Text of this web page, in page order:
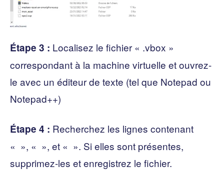
Étape 3 : Localisez le fichier « .vbox »
correspondant à la machine virtuelle et ouvrez-
le avec un éditeur de texte (tel que Notepad ou
Notepad++)
Étape 4 : Recherchez les lignes contenant
« », « », et « ». Si elles sont présentes,
supprimez-les et enregistrez le fichier.